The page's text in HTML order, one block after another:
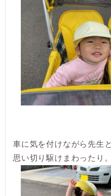
車に気を付けながら先生
思い切り駆けまわったり。